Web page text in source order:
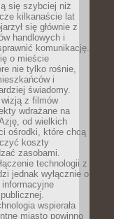
się szybciej niż
kilkanaście lat
się głównie z
handlowych i
komunikację.
o mieście
nie tylko rośnie,
i
świadomy.
z filmów
wdrażane na
od wielkich
ośrodki, które chcą
koszty
zasobami.
technologii z
jednak wyłącznie o
wspierała
miasto powinno